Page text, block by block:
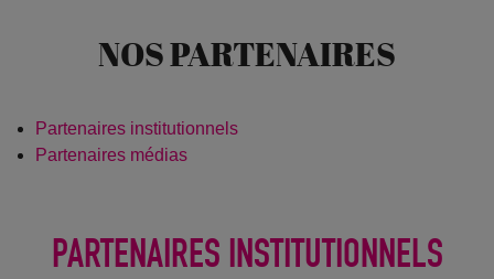
NOS PARTENAIRES
Partenaires institutionnels
Partenaires médias
PARTENAIRES INSTITUTIONNELS